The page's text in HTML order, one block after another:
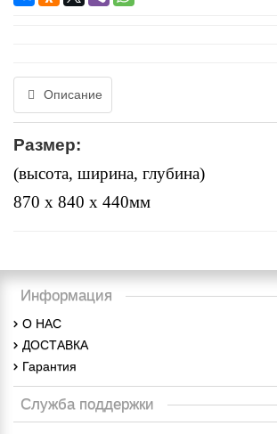
Описание
Размер:
(высота, ширина, глубина)
870 x 840 x 440мм
Информация
О НАС
ДОСТАВКА
Гарантия
Служба поддержки